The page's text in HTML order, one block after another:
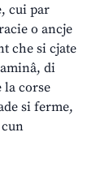
cui par
o ancje
che si cjate
di
la corse
si ferme,